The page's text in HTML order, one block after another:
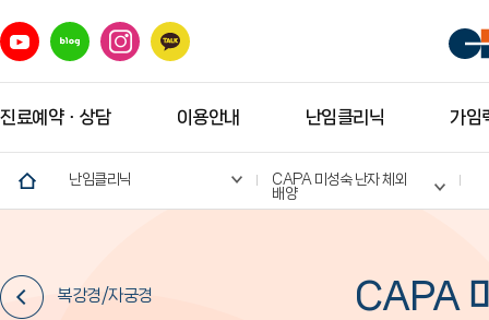
진료예약ㆍ상담 이용안내 난임클리닉 가임
난임클리닉
CAPA 미성숙 난자 체외
배양
복강경/자궁경 CAPA